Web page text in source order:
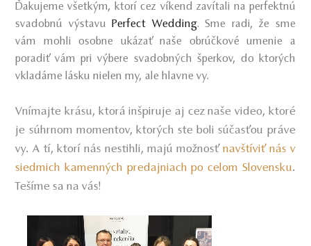
Ďakujeme všetkým, ktorí cez víkend zavítali na perfektnú
svadobnú výstavu
Perfect Wedding. Sme radi, že sme
vám mohli osobne ukázať naše obrúčkové umenie a
poradiť vám pri výbere svadobných šperkov, do ktorých
vkladáme lásku nielen my, ale hlavne vy.
Vnímajte krásu, ktorá inšpiruje aj cez naše video, ktoré
je súhrnom momentov, ktorých ste boli súčasťou práve
vy. A tí, ktorí nás nestihli, majú možnosť navštíviť nás v
siedmich kamenných predajniach po celom Slovensku.
Tešíme sa na vás!